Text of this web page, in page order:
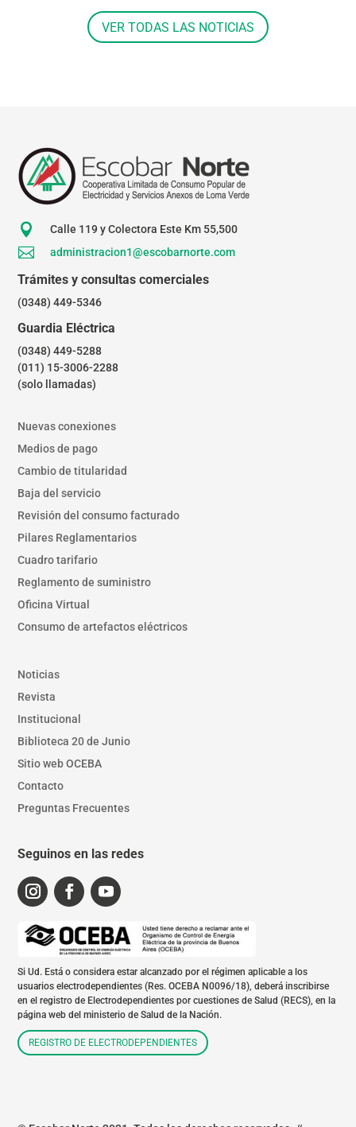
VER TODAS LAS NOTICIAS
 Calle 119 y Colectora Este Km 55,500
 administracion1@escobarnorte.com
Trámites y consultas comerciales
(0348) 449-5346
Guardia Eléctrica
(0348) 449-5288
(011) 15-3006-2288
(solo llamadas)
Nuevas conexiones
Medios de pago
Cambio de titularidad
Baja del servicio
Revisión del consumo facturado
Pilares Reglamentarios
Cuadro tarifario
Reglamento de suministro
Oficina Virtual
Consumo de artefactos eléctricos
Noticias
Revista
Institucional
Biblioteca 20 de Junio
Sitio web OCEBA
Contacto
Preguntas Frecuentes
Seguinos en las redes
Si Ud. Está o considera estar alcanzado por el régimen aplicable a los
usuarios electrodependientes (Res. OCEBA N0096/18), deberá inscribirse
en el registro de Electrodependientes por cuestiones de Salud (RECS), en la
página web del ministerio de Salud de la Nación.
REGISTRO DE ELECTRODEPENDIENTES